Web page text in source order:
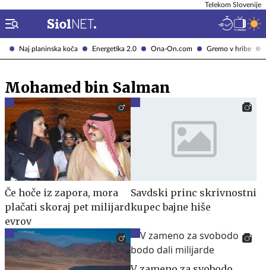
Naj planinska koča Energetika 2.0 Ona-On.com Gremo v hribe
Telekom Slovenije
Mohamed bin Salman
Če hoče iz zapora, mora
plačati skoraj pet milijard
evrov
Savdski princ skrivnostni
kupec bajne hiše